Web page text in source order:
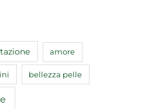
amore
bellezza pelle